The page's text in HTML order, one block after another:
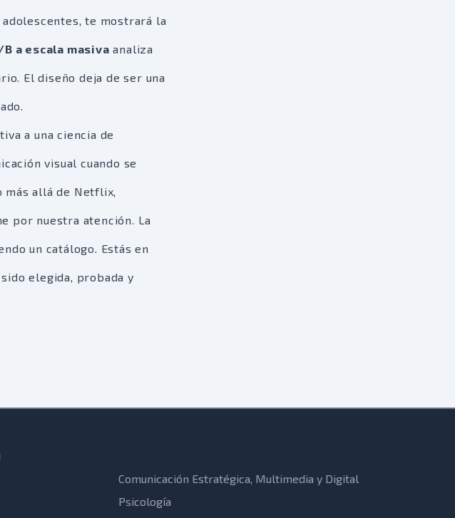
te mostrará la
a escala masiva analiza
El diseño deja de ser una
a una ciencia de
visual cuando se
más allá de Netflix,
por nuestra atención. La
un catálogo. Estás en
elegida, probada y
Comunicación Estratégica, Multimedia y Digital
Psicología